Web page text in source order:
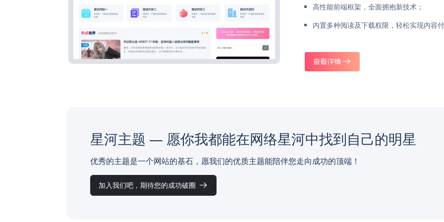
高性能前端框架，全面拥抱新技术；
内置多种阅读及下载权限，轻松实现内容
查看详情
星河主题 — 愿你我都能在网络星河中找到自己的明星
优秀的主题是一个网站的基石，愿我们的优质主题能陪伴您走向成功的顶端！
加入我们吧，期待您的成功破圈